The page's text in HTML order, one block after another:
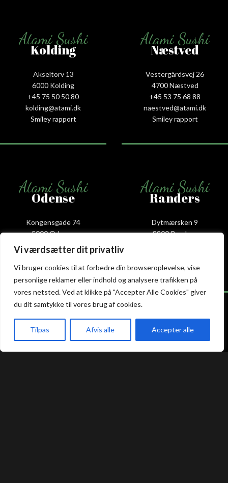
Vi værdsætter dit privatliv
Vi bruger cookies til at forbedre din browseroplevelse, vise
personlige reklamer eller indhold og analysere trafikken på
vores netsted. Ved at klikke på "Accepter Alle Cookies" giver
du dit samtykke til vores brug af cookies.
Tilpas Afvis alle Accepter alle
Atami Sushi
Kolding
Akseltorv 13
6000 Kolding
+45 75 50 50 80
kolding@atami.dk
Smiley rapport
Atami Sushi
Næstved
Vestergårdsvej 26
4700 Næstved
+45 53 75 68 88
naestved@atami.dk
Smiley rapport
Atami Sushi
Odense
Kongensgade 74
5000 Odense
+45 23 46 99 99
odense@atami.dk
Smiley rapport
Atami Sushi
Randers
Dytmærsken 9
8900 Randers
Smiley rapport
Atami Sushi
Silkeborg
Atami Sushi
Vejle